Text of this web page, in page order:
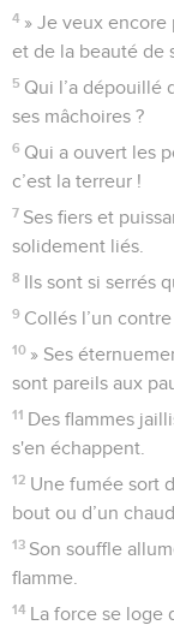
4 » Je veux encore
et de la beauté de
5 Qui l’a dépouillé
ses mâchoires ?
6 Qui a ouvert les
c’est la terreur !
7 Ses fiers et
solidement liés.
8 Ils sont si serrés
9 Collés l’un
10 » Ses
sont pareils aux
11 Des flammes
s'en échappent.
12 Une fumée sort
bout ou d’un
13 Son souffle
flamme.
14 La force se loge